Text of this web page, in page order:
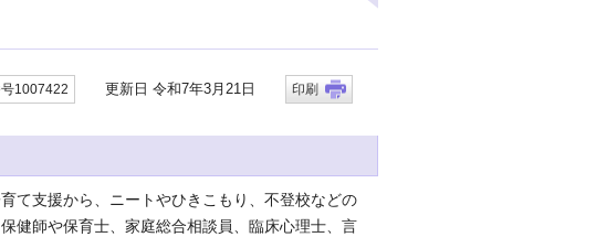
1007422 更新日 令和7年3月21日 印刷
て支援から、ニートやひきこもり、不登校などの
健師や保育士、家庭総合相談員、臨床心理士、言